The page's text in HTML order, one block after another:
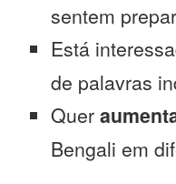
sentem
Está
de palavras
Quer
Bengali em